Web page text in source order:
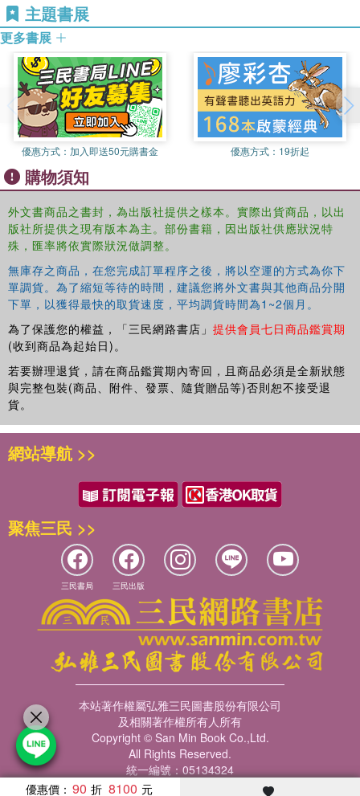
emissions trading system is a viable choice to combat China s
conventional air pollutants. To this end, there is an in-depth analysis
of the two pilot sulphur dioxide emissions trading programs in
Taiyuan and Jiangsu, as well as an examination of emissions
trading schemes in the US and EU. Finally, the book discusses the
key design elements of a multi-pollutant cap-and-trade scheme that
addresses both conventional air pollutants and greenhouse gasses.
This book will be of great interest to students and scholars
interested in the fields of environmental studies, Chinese politics
and environmental law. It will also be invaluable to policy makers in
the field.
主題書展
更多書展
優惠方式： 加入即送50元購書金 優惠方式： 19折起
購物須知
外文書商品之書封，為出版社提供之樣本。實際出貨商品，以出
版社所提供之現有版本為主。部份書籍，因出版社供應狀況特
殊，匯率將依實際狀況做調整。
無庫存之商品，在您完成訂單程序之後，將以空運的方式為你下
單調貨。為了縮短等待的時間，建議您將外文書與其他商品分開
下單，以獲得最快的取貨速度，平均調貨時間為1~2個月。
為了保護您的權益，「三民網路書店」 提供會員七日商品鑑賞期
(收到商品為起始日)。
若要辦理退貨，請在商品鑑賞期內寄回，且商品必須是全新狀態
與完整包裝(商品、附件、發票、隨貨贈品等)否則恕不接受退
貨。
優惠價： 90 8100
網站導航 >>
聚焦三民 >>
三民書局 三民出版
本站著作權屬弘雅三民圖書股份有限公司
及相關著作權所有人所有
Copyright © San Min Book Co.,Ltd.
All Rights Reserved.
統一編號：05134324